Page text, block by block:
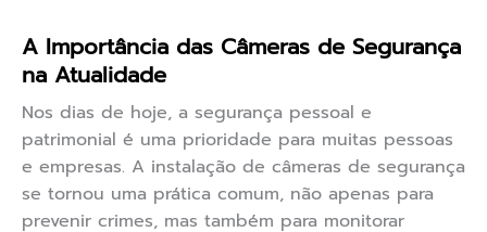
A Importância das Câmeras de Segurança
na Atualidade
Nos dias de hoje, a segurança pessoal e
patrimonial é uma prioridade para muitas pessoas
e empresas. A instalação de câmeras de segurança
se tornou uma prática comum, não apenas para
prevenir crimes, mas também para monitorar